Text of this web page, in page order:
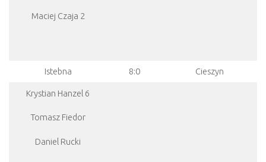
Maciej Czaja 2
Istebna 8:0 Cieszyn
Krystian Hanzel 6
Tomasz Fiedor
Daniel Rucki